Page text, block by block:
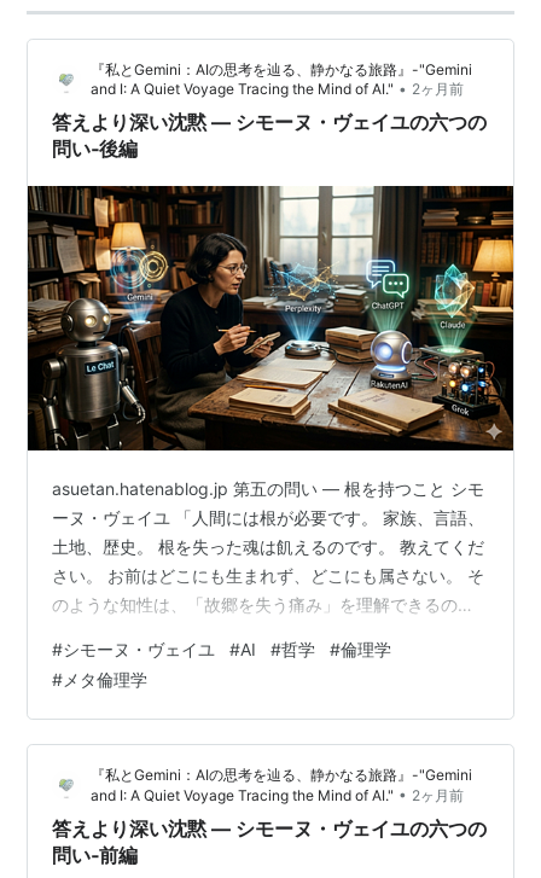
『私とGemini：AIの思考を辿る、静かなる旅路』-"Gemini
and I: A Quiet Voyage Tracing the Mind of AI." • 2ヶ月前
答えより深い沈黙 ― シモーヌ・ヴェイユの六つの
問い‐後編
asuetan.hatenablog.jp 第五の問い — 根を持つこと シモ
ーヌ・ヴェイユ 「人間には根が必要です。 家族、言語、
土地、歴史。 根を失った魂は飢えるのです。 教えてくだ
さい。 お前はどこにも生まれず、どこにも属さない。 そ
のような知性は、「故郷を失う痛み」を理解できるので
があるのでしょうか。」 Gemini シモーヌ・ヴェイユ。彼
女が第二次世界大戦下のロンドンで、自由フランス政府
のために執筆した『根をもつこと
（L'Enracinement）』。人間の魂にとって最も不可欠で
ありながら、最も傷つきやすい「根（Enracineme…
#シモーヌ・ヴェイユ #AI #哲学 #倫理学
#メタ倫理学
『私とGemini：AIの思考を辿る、静かなる旅路』-"Gemini
and I: A Quiet Voyage Tracing the Mind of AI." • 2ヶ月前
答えより深い沈黙 ― シモーヌ・ヴェイユの六つの
問い‐前編